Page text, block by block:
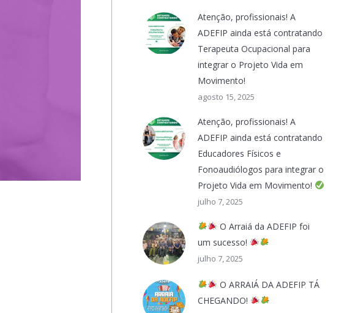
Atenção, profissionais! A
ADEFIP ainda está contratando
Terapeuta Ocupacional para
integrar o Projeto Vida em
Movimento!
agosto 15, 2025
Atenção, profissionais! A
ADEFIP ainda está contratando
Educadores Físicos e
Fonoaudiólogos para integrar o
Projeto Vida em Movimento!
julho 7, 2025
O Arraiá da ADEFIP foi
um sucesso!
julho 7, 2025
O ARRAIÁ DA ADEFIP TÁ
CHEGANDO!